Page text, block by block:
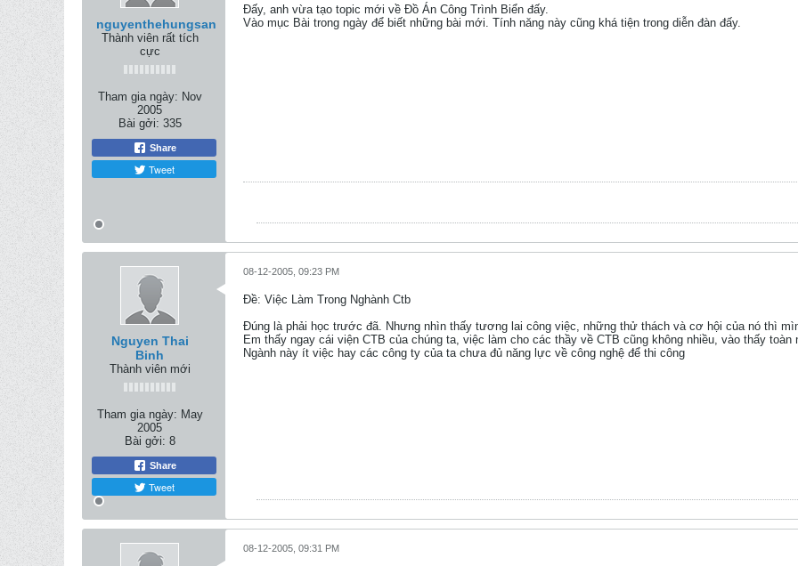
nguyenthehungsan
Thành viên rất tích
cực
Tham gia ngày: Nov
2005
Bài gởi: 335
Share
Tweet
Đấy, anh vừa tạo topic mới về Đồ Án Công Trình Biển đấy.
Vào mục Bài trong ngày để biết những bài mới. Tính năng này cũng khá tiện trong diễn đàn đấy.
Nguyen Thai
Binh
Thành viên mới
Tham gia ngày: May
2005
Bài gởi: 8
Share
Tweet
08-12-2005, 09:23 PM
Ðề: Việc Làm Trong Nghành Ctb
Đúng là phải học trước đã. Nhưng nhìn thấy tương lai công việc, những thử thách và cơ hội của nó thì
Em thấy ngay cái viện CTB của chúng ta, việc làm cho các thầy về CTB cũng không nhiều, vào thấy
Ngành này ít việc hay các công ty của ta chưa đủ năng lực về công nghệ để thi công
08-12-2005, 09:31 PM